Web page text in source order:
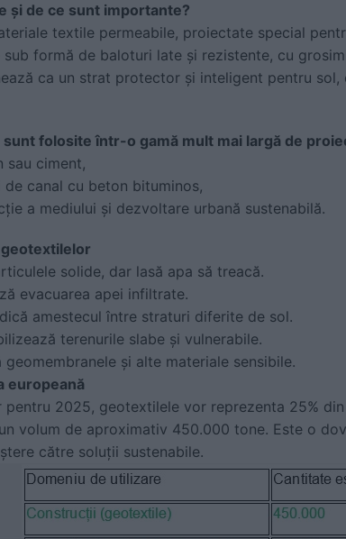
și de ce sunt importante?
textile permeabile, proiectate special
formă de baloturi late și rezistente, cu
ca un strat protector și inteligent pentru
folosite într-o gamă mult mai largă de
sau ciment,
de canal cu beton bituminos,
a mediului și dezvoltare urbană sustenabilă.
geotextilelor
solide, dar lasă apa să treacă.
evacuarea apei infiltrate.
amestecul între straturi diferite de sol.
terenurile slabe și vulnerabile.
geomembranele și alte materiale sensibile.
europeană
pentru 2025, geotextilele vor reprezenta 25%
volum de aproximativ 450.000 tone. Este o
către soluții sustenabile.